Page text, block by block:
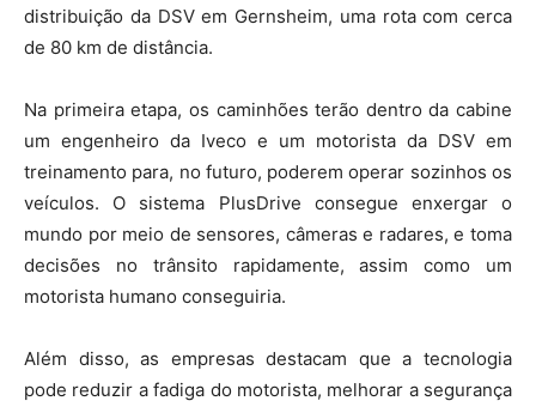
distribuição da DSV em Gernsheim, uma rota com cerca
de 80 km de distância.
Na primeira etapa, os caminhões terão dentro da cabine
um engenheiro da Iveco e um motorista da DSV em
treinamento para, no futuro, poderem operar sozinhos os
veículos. O sistema PlusDrive consegue enxergar o
mundo por meio de sensores, câmeras e radares, e toma
decisões no trânsito rapidamente, assim como um
motorista humano conseguiria.
Além disso, as empresas destacam que a tecnologia
pode reduzir a fadiga do motorista, melhorar a segurança